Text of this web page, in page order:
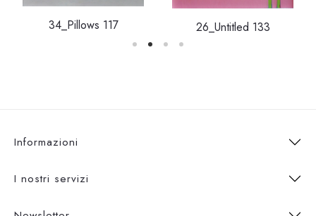
34_Pillows 117 26_Untitled 133
Informazioni
I nostri servizi